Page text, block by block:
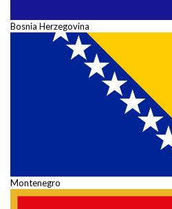
Bosnia Herzegovina
Montenegro